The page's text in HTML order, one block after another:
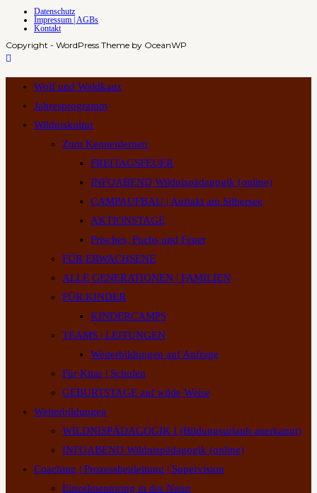
uns
bewegt
Datenschutz
Impressum | AGBs
Kontakt
Copyright - WordPress Theme by OceanWP
Wolf und Waldkauz
Jahresprogramm
Wildniskultur
Zum Kennenlernen
FREITAGSFEUER
INFOABEND Wildnispädagogik (online)
CAMPAUFBAU | Auftakt am Silbersee
AKTIONSTAGE
Frisches, Fuchs und Feuer
FÜR ERWACHSENE
ALLE GENERATIONEN | FAMILIEN
FÜR KINDER
KINDERCAMPS
TEAMS | LEITUNGEN
Weiterbildungen auf Anfrage
Für Kitas | Schulen
GEBURTSTAGE auf wilde Weise
Weiterbildungen
WILDNISPÄDAGOGIK I (Bildungsurlaub anerkannt)
INFOABEND Wildnispädagogik (online)
Coaching | Prozessbegleitung | Supervision
Einzelmentoring in der Natur